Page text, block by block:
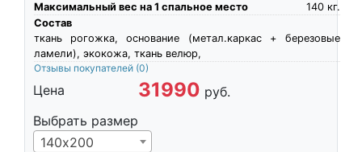
Максимальный вес на 1 спальное место
кг.
140
Состав
ткань рогожка, основание (метал.каркас + березовые
ламели), экокожа, ткань велюр,
Отзывы покупателей (0)
Цена 31990 руб.
Выбрать размер
140х200